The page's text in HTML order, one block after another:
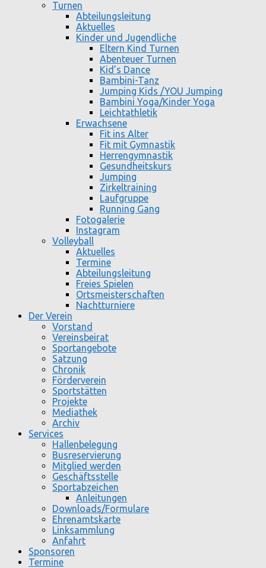
Turnen
Abteilungsleitung
Aktuelles
Kinder und Jugendliche
Eltern Kind Turnen
Abenteuer Turnen
Kid’s Dance
Bambini-Tanz
Jumping Kids /YOU Jumping
Bambini Yoga/Kinder Yoga
Leichtathletik
Erwachsene
Fit ins Alter
Fit mit Gymnastik
Herrengymnastik
Gesundheitskurs
Jumping
Zirkeltraining
Laufgruppe
Running Gang
Fotogalerie
Instagram
Volleyball
Aktuelles
Termine
Abteilungsleitung
Freies Spielen
Ortsmeisterschaften
Nachtturniere
Der Verein
Vorstand
Vereinsbeirat
Sportangebote
Satzung
Chronik
Förderverein
Sportstätten
Projekte
Mediathek
Archiv
Services
Hallenbelegung
Busreservierung
Mitglied werden
Geschäftsstelle
Sportabzeichen
Anleitungen
Downloads/Formulare
Ehrenamtskarte
Linksammlung
Anfahrt
Sponsoren
Termine